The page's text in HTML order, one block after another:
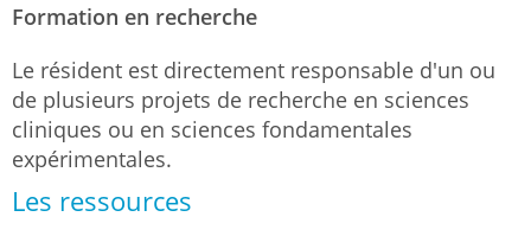
Formation en recherche
Le résident est directement responsable d'un ou
de plusieurs projets de recherche en sciences
cliniques ou en sciences fondamentales
expérimentales.
Les ressources